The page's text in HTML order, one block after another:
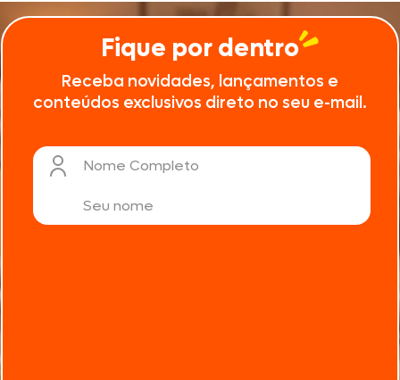
Fique por dentro
Receba novidades, lançamentos e
conteúdos exclusivos direto no seu e-mail.
Nome Completo